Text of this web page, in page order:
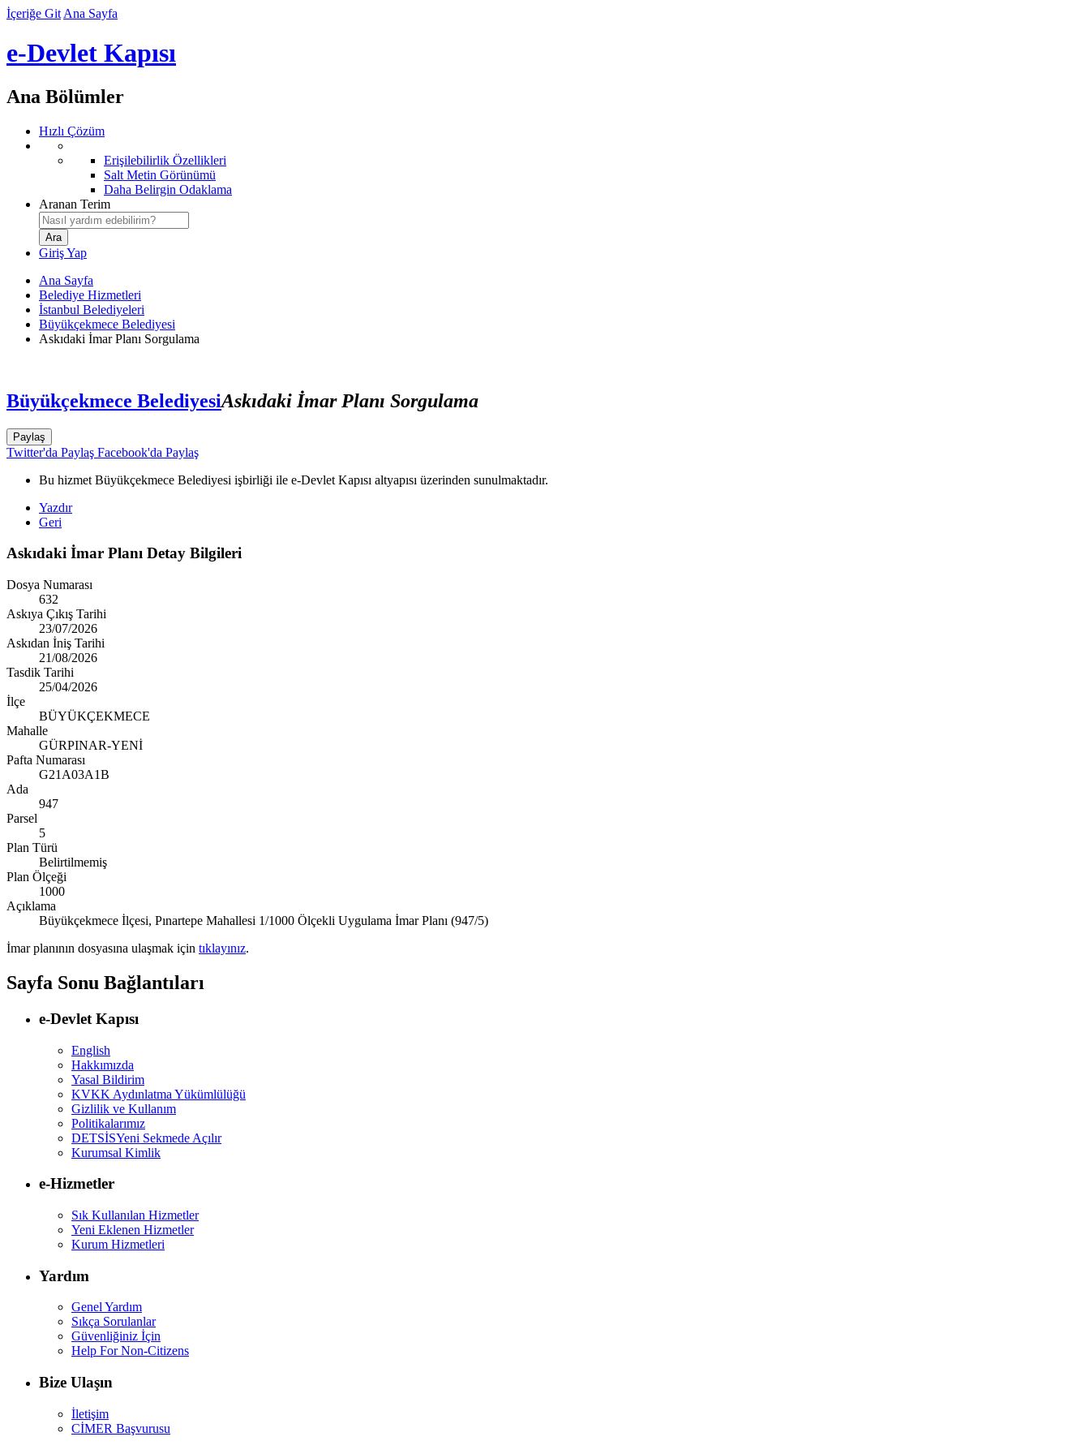
İçeriğe Git Ana Sayfa
e-Devlet Kapısı
Ana Bölümler
Hızlı Çözüm
Erişilebilirlik Özellikleri
Salt Metin Görünümü
Daha Belirgin Odaklama
Aranan Terim
Giriş Yap
Ana Sayfa
Belediye Hizmetleri
İstanbul Belediyeleri
Büyükçekmece Belediyesi
Askıdaki İmar Planı Sorgulama
Büyükçekmece BelediyesiAskıdaki İmar Planı Sorgulama
Paylaş
Twitter'da Paylaş Facebook'da Paylaş
Bu hizmet Büyükçekmece Belediyesi işbirliği ile e-Devlet Kapısı altyapısı üzerinden sunulmaktadır.
Yazdır
Geri
Askıdaki İmar Planı Detay Bilgileri
Dosya Numarası
632
Askıya Çıkış Tarihi
23/07/2026
Askıdan İniş Tarihi
21/08/2026
Tasdik Tarihi
25/04/2026
İlçe
BÜYÜKÇEKMECE
Mahalle
GÜRPINAR-YENİ
Pafta Numarası
G21A03A1B
Ada
947
Parsel
5
Plan Türü
Belirtilmemiş
Plan Ölçeği
1000
Açıklama
Büyükçekmece İlçesi, Pınartepe Mahallesi 1/1000 Ölçekli Uygulama İmar Planı (947/5)
İmar planının dosyasına ulaşmak için tıklayınız.
Sayfa Sonu Bağlantıları
e-Devlet Kapısı
English
Hakkımızda
Yasal Bildirim
KVKK Aydınlatma Yükümlülüğü
Gizlilik ve Kullanım
Politikalarımız
DETSİSYeni Sekmede Açılır
Kurumsal Kimlik
e-Hizmetler
Sık Kullanılan Hizmetler
Yeni Eklenen Hizmetler
Kurum Hizmetleri
Yardım
Genel Yardım
Sıkça Sorulanlar
Güvenliğiniz İçin
Help For Non-Citizens
Bize Ulaşın
İletişim
CİMER Başvurusu